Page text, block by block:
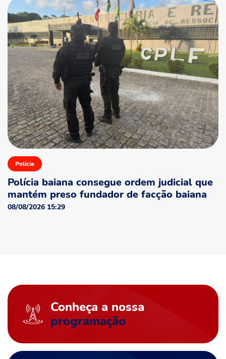
Polícia
Polícia baiana consegue ordem judicial que
mantém preso fundador de facção baiana
08/08/2026 15:29
Conheça a nossa
programação